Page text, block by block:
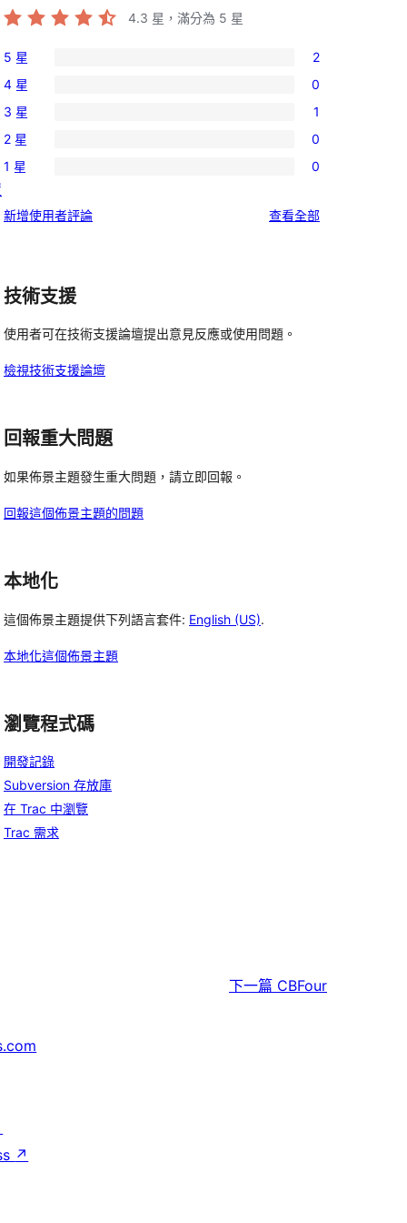
4.3 星，滿分為 5 星
2
個
5
星
使
者
5 星 2
0
個
4
星
用
論
4 星 0
1
個
3
使
評
3 星 1
0
個
星
者
論
2 星 0
0
1
用
評
論
1 星 0
新增使用者評論 查看全部使
技術支援
使用者可在技術支援論壇提出意見反應或使用問題。
檢視技術支援論壇
回報重大問題
如果佈景主題發生重大問題，請立即回報。
回報這個佈景主題的問題
本地化
這個佈景主題提供下列語言套件: English (US).
本地化這個佈景主題
瀏覽程式碼
開發記錄
Subversion 存放庫
在 Trac 中瀏覽
Trac 需求
下一篇 CBFour
↗